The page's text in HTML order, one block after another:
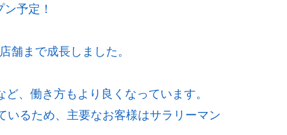
予定！
舗まで成長しました。
、働き方もより良くなっています。
るため、主要なお客様はサラリーマン